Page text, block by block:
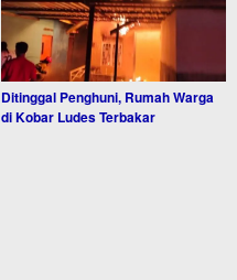
Ditinggal Penghuni, Rumah Warga
di Kobar Ludes Terbakar